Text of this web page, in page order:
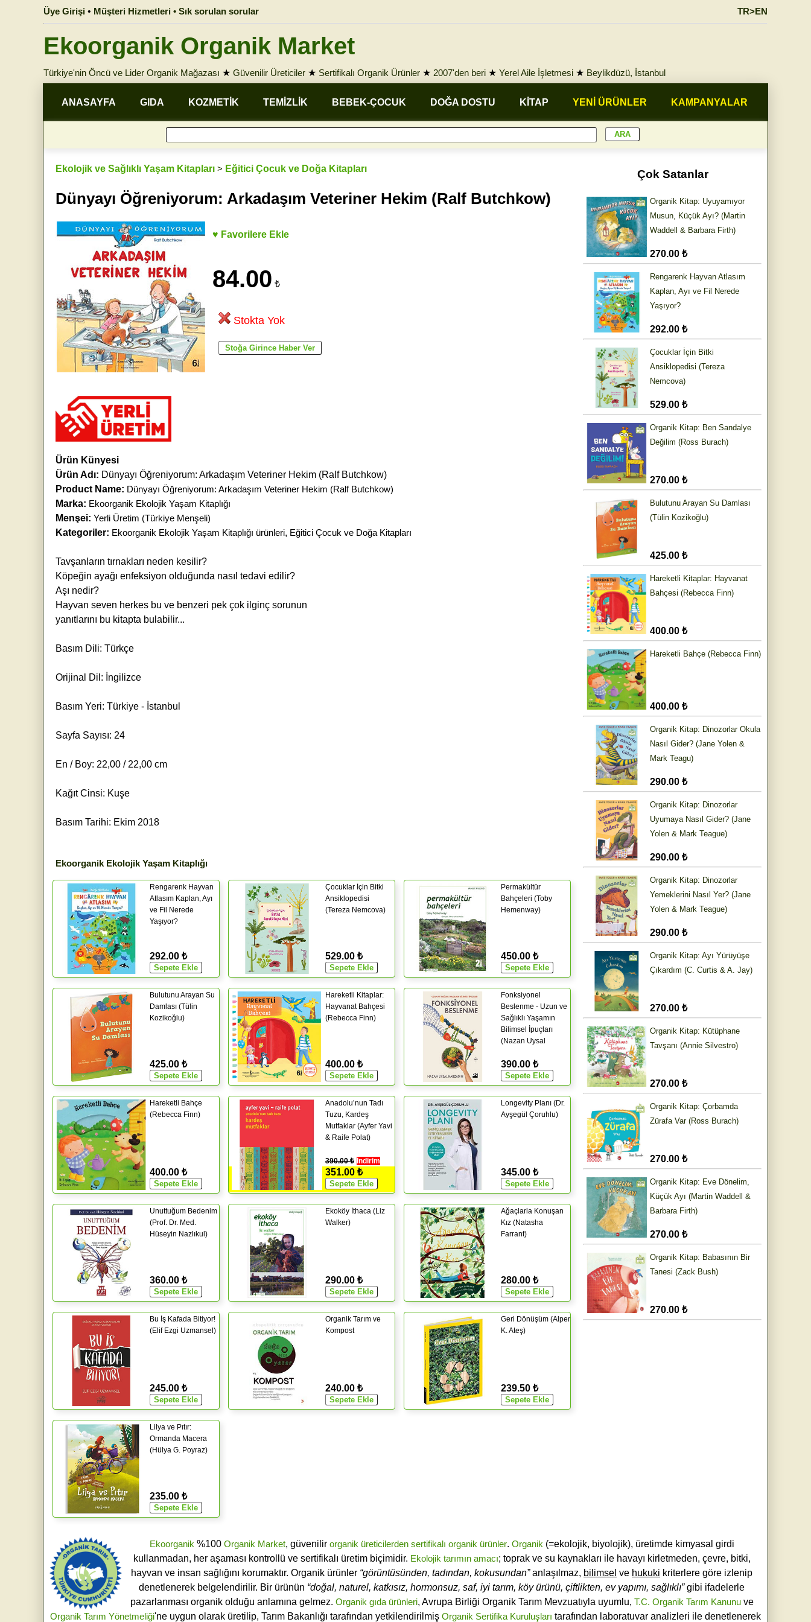
Üye Girişi • Müşteri Hizmetleri • Sık sorulan sorular TR>EN
Ekoorganik Organik Market
Türkiye'nin Öncü ve Lider Organik Mağazası ★ Güvenilir Üreticiler ★ Sertifikalı Organik Ürünler ★ 2007'den beri ★ Yerel Aile İşletmesi ★ Beylikdüzü, İstanbul
ANASAYFA GIDA KOZMETİK TEMİZLİK BEBEK-ÇOCUK DOĞA DOSTU KİTAP YENİ ÜRÜNLER KAMPANYALAR
Ekolojik ve Sağlıklı Yaşam Kitapları > Eğitici Çocuk ve Doğa Kitapları
Dünyayı Öğreniyorum: Arkadaşım Veteriner Hekim (Ralf Butchkow)
♥ Favorilere Ekle
84.00 ₺
Stokta Yok
Ürün Künyesi
Ürün Adı: Dünyayı Öğreniyorum: Arkadaşım Veteriner Hekim (Ralf Butchkow)
Product Name: Dünyayı Öğreniyorum: Arkadaşım Veteriner Hekim (Ralf Butchkow)
Marka: Ekoorganik Ekolojik Yaşam Kitaplığı
Menşei: Yerli Üretim (Türkiye Menşeli)
Kategoriler: Ekoorganik Ekolojik Yaşam Kitaplığı ürünleri, Eğitici Çocuk ve Doğa Kitapları
Tavşanların tırnakları neden kesilir?
Köpeğin ayağı enfeksiyon olduğunda nasıl tedavi edilir?
Aşı nedir?
Hayvan seven herkes bu ve benzeri pek çok ilginç sorunun
yanıtlarını bu kitapta bulabilir...
Basım Dili: Türkçe
Orijinal Dil: İngilizce
Basım Yeri: Türkiye - İstanbul
Sayfa Sayısı: 24
En / Boy: 22,00 / 22,00 cm
Kağıt Cinsi: Kuşe
Basım Tarihi: Ekim 2018
Ekoorganik Ekolojik Yaşam Kitaplığı
Rengarenk Hayvan
Atlasım Kaplan, Ayı
ve Fil Nerede
Yaşıyor?
292.00 ₺
Çocuklar İçin Bitki
Ansiklopedisi
(Tereza Nemcova)
529.00 ₺
Permakültür
Bahçeleri (Toby
Hemenway)
450.00 ₺
Bulutunu Arayan Su
Damlası (Tülin
Kozikoğlu)
425.00 ₺
Hareketli Kitaplar:
Hayvanat Bahçesi
(Rebecca Finn)
400.00 ₺
Fonksiyonel
Beslenme - Uzun ve
Sağlıklı Yaşamın
Bilimsel İpuçları
(Nazan Uysal
390.00 ₺
Hareketli Bahçe
(Rebecca Finn)
400.00 ₺
Anadolu’nun Tadı
Tuzu, Kardeş
Mutfaklar (Ayfer Yavi
& Raife Polat)
390.00 ₺ İndirim
351.00 ₺
Longevity Planı (Dr.
Ayşegül Çoruhlu)
345.00 ₺
Unuttuğum Bedenim
(Prof. Dr. Med.
Hüseyin Nazlıkul)
360.00 ₺
Ekoköy İthaca (Liz
Walker)
290.00 ₺
Ağaçlarla Konuşan
Kız (Natasha
Farrant)
280.00 ₺
Bu İş Kafada Bitiyor!
(Elif Ezgi Uzmansel)
245.00 ₺
Organik Tarım ve
Kompost
240.00 ₺
Geri Dönüşüm (Alper
K. Ateş)
239.50 ₺
Lilya ve Pıtır:
Ormanda Macera
(Hülya G. Poyraz)
235.00 ₺
Çok Satanlar
Organik Kitap: Uyuyamıyor
Musun, Küçük Ayı? (Martin
Waddell & Barbara Firth)
270.00 ₺
Rengarenk Hayvan Atlasım
Kaplan, Ayı ve Fil Nerede
Yaşıyor?
292.00 ₺
Çocuklar İçin Bitki
Ansiklopedisi (Tereza
Nemcova)
529.00 ₺
Organik Kitap: Ben Sandalye
Değilim (Ross Burach)
270.00 ₺
Bulutunu Arayan Su Damlası
(Tülin Kozikoğlu)
425.00 ₺
Hareketli Kitaplar: Hayvanat
Bahçesi (Rebecca Finn)
400.00 ₺
Hareketli Bahçe (Rebecca Finn)
400.00 ₺
Organik Kitap: Dinozorlar Okula
Nasıl Gider? (Jane Yolen &
Mark Teagu)
290.00 ₺
Organik Kitap: Dinozorlar
Uyumaya Nasıl Gider? (Jane
Yolen & Mark Teague)
290.00 ₺
Organik Kitap: Dinozorlar
Yemeklerini Nasıl Yer? (Jane
Yolen & Mark Teague)
290.00 ₺
Organik Kitap: Ayı Yürüyüşe
Çıkardım (C. Curtis & A. Jay)
270.00 ₺
Organik Kitap: Kütüphane
Tavşanı (Annie Silvestro)
270.00 ₺
Organik Kitap: Çorbamda
Zürafa Var (Ross Burach)
270.00 ₺
Organik Kitap: Eve Dönelim,
Küçük Ayı (Martin Waddell &
Barbara Firth)
270.00 ₺
Organik Kitap: Babasının Bir
Tanesi (Zack Bush)
270.00 ₺
Ekoorganik %100 Organik Market, güvenilir organik üreticilerden sertifikalı organik ürünler. Organik (=ekolojik, biyolojik), üretimde kimyasal girdi
kullanmadan, her aşaması kontrollü ve sertifikalı üretim biçimidir. Ekolojik tarımın amacı; toprak ve su kaynakları ile havayı kirletmeden, çevre, bitki,
hayvan ve insan sağlığını korumaktır. Organik ürünler “görüntüsünden, tadından, kokusundan”anlaşılmaz, bilimsel ve hukuki kriterlere göre izlenip
denetlenerek belgelendirilir. Bir ürünün “doğal, naturel, katkısız, hormonsuz, saf, iyi tarım, köy ürünü, çiftlikten, ev yapımı, sağlıklı”gibi ifadelerle
pazarlanması organik olduğu anlamına gelmez. Organik gıda ürünleri, Avrupa Birliği Organik Tarım Mevzuatıyla uyumlu, T.C. Organik Tarım Kanunuve
Organik Tarım Yönetmeliği'ne uygun olarak üretilip, Tarım Bakanlığı tarafından yetkilendirilmiş Organik Sertifika Kuruluşları tarafından laboratuvar analizleri ile denetlenerek